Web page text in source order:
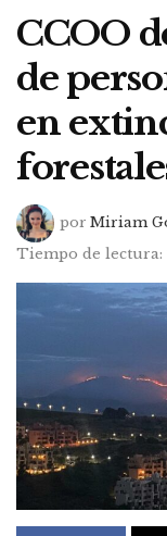
CCOO
de
en
por Miriam
Tiempo de lectura: